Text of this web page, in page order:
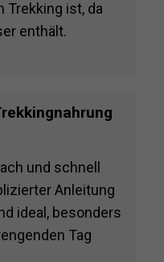
Trekking ist, da
enthält.
und schnell
Anleitung
ideal, besonders
Tag